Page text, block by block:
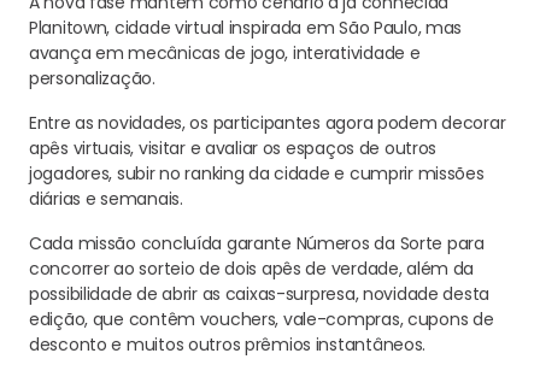
Planitown, cidade virtual inspirada em São Paulo, mas
avança em mecânicas de jogo, interatividade e
personalização.
Entre as novidades, os participantes agora podem decorar
apês virtuais, visitar e avaliar os espaços de outros
jogadores, subir no ranking da cidade e cumprir missões
diárias e semanais.
Cada missão concluída garante Números da Sorte para
concorrer ao sorteio de dois apês de verdade, além da
possibilidade de abrir as caixas-surpresa, novidade desta
edição, que contêm vouchers, vale-compras, cupons de
desconto e muitos outros prêmios instantâneos.